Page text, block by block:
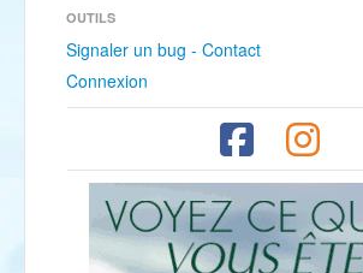
OUTILS
Signaler un bug - Contact
Connexion